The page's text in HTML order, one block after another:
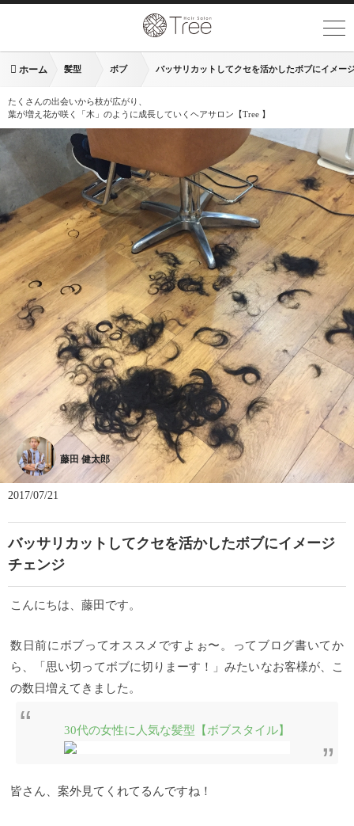
ホーム 髪型 ボブ バッサリカットしてクセを活かしたボブにイメー
たくさんの出会いから枝が広がり、
葉が増え花が咲く「木」のように成長していくヘアサロン【Tree 】
藤田 健太郎
2017/07/21
バッサリカットしてクセを活かしたボブにイメージ
チェンジ
こんにちは、藤田です。
数日前にボブってオススメですよぉ〜。ってブログ書いてか
ら、「思い切ってボブに切りまーす！」みたいなお客様が、こ
の数日増えてきました。
30代の女性に人気な髪型【ボブスタイル】
皆さん、案外見てくれてるんですね！